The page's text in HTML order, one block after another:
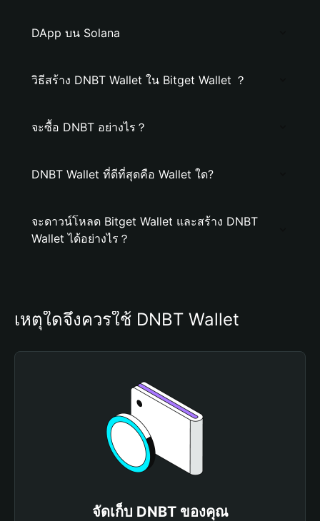
DApp บน Solana
วิธีสร้าง DNBT Wallet ใน Bitget Wallet ？
จะซื้อ DNBT อย่างไร？
DNBT Wallet ที่ดีที่สุดคือ Wallet ใด?
จะดาวน์โหลด Bitget Wallet และสร้าง DNBT
Wallet ได้อย่างไร？
เหตุใดจึงควรใช้ DNBT Wallet
จัดเก็บ DNBT ของคุณ